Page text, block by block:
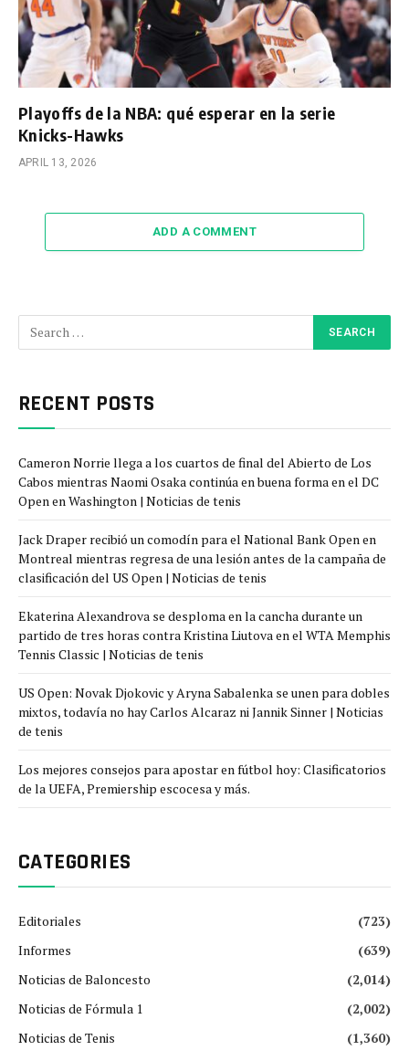
Playoffs de la NBA: qué esperar en la serie
Knicks-Hawks
APRIL 13, 2026
ADD A COMMENT
RECENT POSTS
Cameron Norrie llega a los cuartos de final del Abierto de Los
Cabos mientras Naomi Osaka continúa en buena forma en el DC
Open en Washington | Noticias de tenis
Jack Draper recibió un comodín para el National Bank Open en
Montreal mientras regresa de una lesión antes de la campaña de
clasificación del US Open | Noticias de tenis
Ekaterina Alexandrova se desploma en la cancha durante un
partido de tres horas contra Kristina Liutova en el WTA Memphis
Tennis Classic | Noticias de tenis
US Open: Novak Djokovic y Aryna Sabalenka se unen para dobles
mixtos, todavía no hay Carlos Alcaraz ni Jannik Sinner | Noticias
de tenis
Los mejores consejos para apostar en fútbol hoy: Clasificatorios
de la UEFA, Premiership escocesa y más.
CATEGORIES
Editoriales
(723)
Informes
(639)
Noticias de Baloncesto
(2,014)
Noticias de Fórmula 1
(2,002)
Noticias de Tenis
(1,360)